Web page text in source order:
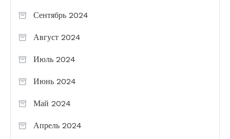
Сентябрь 2024
Август 2024
Июль 2024
Июнь 2024
Май 2024
Апрель 2024